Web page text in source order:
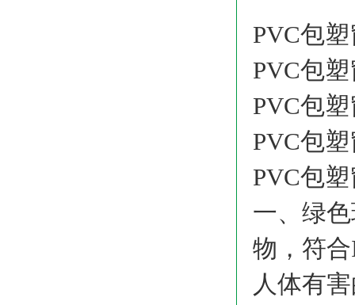
PVC包
PVC包
PVC包
PVC包
PVC包
一、绿
物，符
人体有